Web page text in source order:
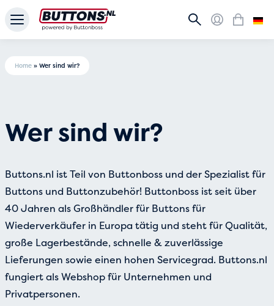
Home » Wer sind wir?
Wer sind wir?
Buttons.nl ist Teil von Buttonboss und der Spezialist für
Buttons und Buttonzubehör! Buttonboss ist seit über
40 Jahren als Großhändler für Buttons für
Wiederverkäufer in Europa tätig und steht für Qualität,
große Lagerbestände, schnelle & zuverlässige
Lieferungen sowie einen hohen Servicegrad. Buttons.nl
fungiert als Webshop für Unternehmen und
Privatpersonen.